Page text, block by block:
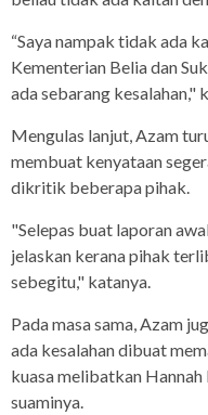
“Saya nampak tidak ada
Kementerian Belia dan
ada sebarang kesalahan,"
Mengulas lanjut, Azam
membuat kenyataan
dikritik beberapa pihak.
"Selepas buat laporan
jelaskan kerana pihak
sebegitu," katanya.
Pada masa sama, Azam
ada kesalahan dibuat
kuasa melibatkan
suaminya.